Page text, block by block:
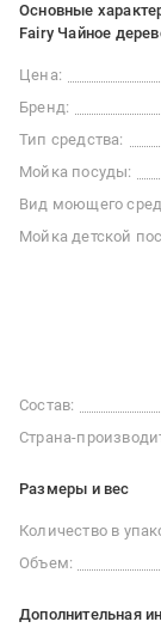
Основные
Fairy Чайное
Цена:
Бренд:
Тип средства:
Мойка посуды:
Вид моющего
Мойка детской
Состав:
Страна-
Размеры и вес
Количество в
Объем:
Дополнительная